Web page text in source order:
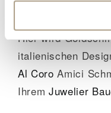
Ringe und
Hier wird
italienischen
Al Coro Amici
IhremJuwelier